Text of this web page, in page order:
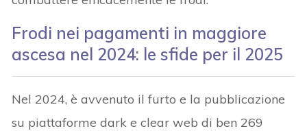
Frodi nei pagamenti in maggiore
ascesa nel 2024: le sfide per il 2025
Nel 2024, è avvenuto il furto e la pubblicazione
su piattaforme dark e clear web di ben 269